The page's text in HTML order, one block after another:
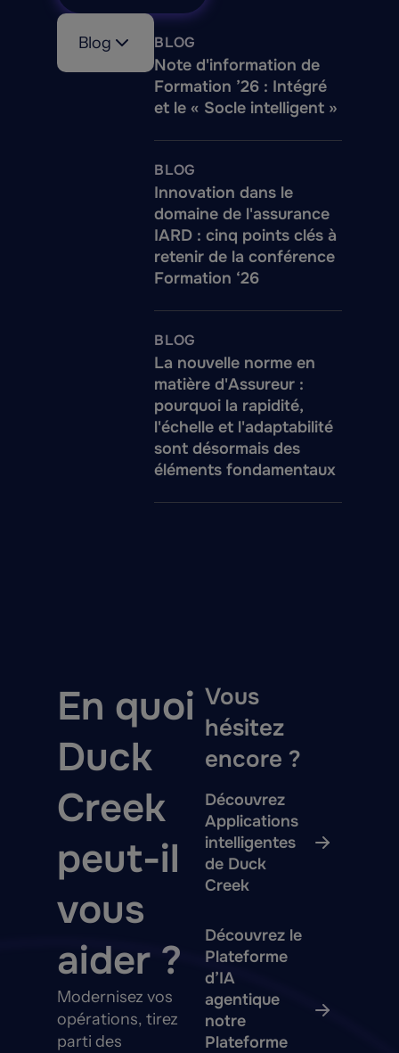
Blog BLOG
Note d'information de
Formation ’26 : Intégré
et le « Socle intelligent »
BLOG
Innovation dans le
domaine de l'assurance
IARD : cinq points clés à
retenir de la conférence
Formation ‘26
BLOG
La nouvelle norme en
matière d'Assureur :
pourquoi la rapidité,
l'échelle et l'adaptabilité
sont désormais des
éléments fondamentaux
En quoi
Duck
Creek
peut-il
vous
aider ?
Modernisez vos
opérations, tirez
parti des
Vous
hésitez
encore ?
Découvrez
Applications
intelligentes
de Duck
Creek
Découvrez le
Plateforme
d’IA
agentique
notre
Plateforme